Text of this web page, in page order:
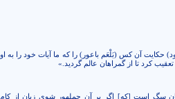
یهود) حکایت آن کس (بَلْعَم باعور) را که ما آیات خود را به او
کرد تا از گمراهان عالم گردید.»
داستان سگ است [كه‏] اگر بر آن حمله‏ور شوى زبان از كام